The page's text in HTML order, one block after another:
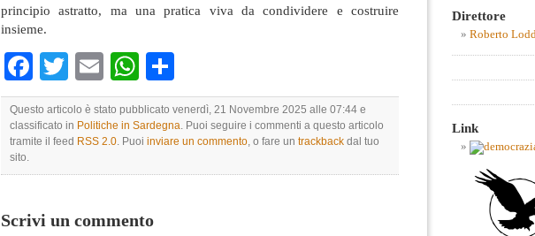
principio astratto, ma una pratica viva da condividere e costruire
insieme.
Facebook
TwitterEmailWhatsApp
Questo articolo è stato pubblicato venerdì, 21 Novembre 2025 alle 07:44 e
classificato in Politiche in Sardegna . Puoi seguire i commenti a questo articolo
tramite il feed RSS 2.0 . Puoi inviare un commento , o fare un trackback dal tuo
sito.
Scrivi un commento
Direttore
Roberto
Link